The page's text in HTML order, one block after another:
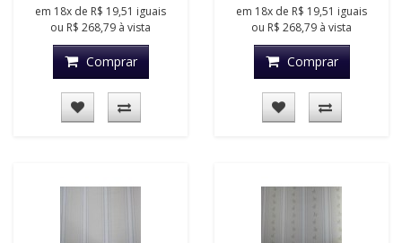
em 18x de R$ 19,51 iguais
ou R$ 268,79 à vista
Comprar
em 18x de R$ 19,51 iguais
ou R$ 268,79 à vista
Comprar